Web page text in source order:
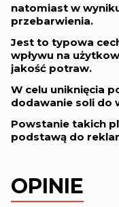
natomiast w
przebarwienia.
Jest to typowa
wpływu na
jakość potraw.
W celu uniknięcia
dodawanie soli do
Powstanie takich
podstawą do
OPINIE